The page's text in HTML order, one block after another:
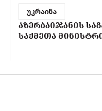
უკრაინა
ᲐᲖᲔᲠᲑᲐᲘᲯᲐᲜᲘᲡ
ᲡᲐᲥᲛᲔᲗᲐ